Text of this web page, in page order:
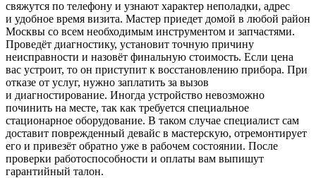
свяжутся по телефону и узнают характер неполадки, адрес
и удобное время визита. Мастер приедет домой в любой район
Москвы со всем необходимым инструментом и запчастями.
Проведёт диагностику, установит точную причину
неисправности и назовёт финальную стоимость. Если цена
вас устроит, то он приступит к восстановлению прибора. При
отказе от услуг, нужно заплатить за вызов
и диагностирование. Иногда устройство невозможно
починить на месте, так как требуется специальное
стационарное оборудование. В таком случае специалист сам
доставит поврежденный девайс в мастерскую, отремонтирует
его и привезёт обратно уже в рабочем состоянии. После
проверки работоспособности и оплаты вам выпишут
гарантийный талон.